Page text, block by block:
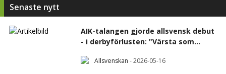
Senaste nytt
AIK-talangen gjorde allsvensk debut
- i derbyförlusten: "Värsta som
Allsvenskan -2026-05-16